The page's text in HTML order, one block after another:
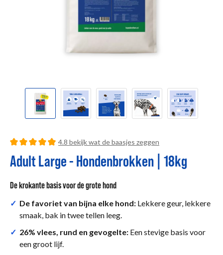
detail.reviewRatingSummary
4.8 bekijk wat de baasjes zeggen
Adult Large - Hondenbrokken | 18kg
De krokante basis voor de grote hond
✓ De favoriet van bijna elke hond: Lekkere geur, lekkere
smaak, bak in twee tellen leeg.
✓ 26% vlees, rund en gevogelte: Een stevige basis voor
een groot lijf.